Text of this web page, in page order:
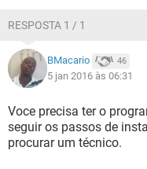
RESPOSTA 1 / 1
BMacario 46
5 jan 2016 às 06:31
Voce precisa ter o
seguir os passos de
procurar um técnico.